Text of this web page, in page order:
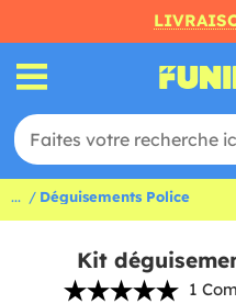
... Déguisements Police
Kit
1